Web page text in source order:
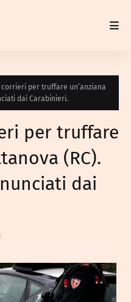
corrieri per truffare un’anziana
dai Carabinieri.
per truffare
(RC).
dai